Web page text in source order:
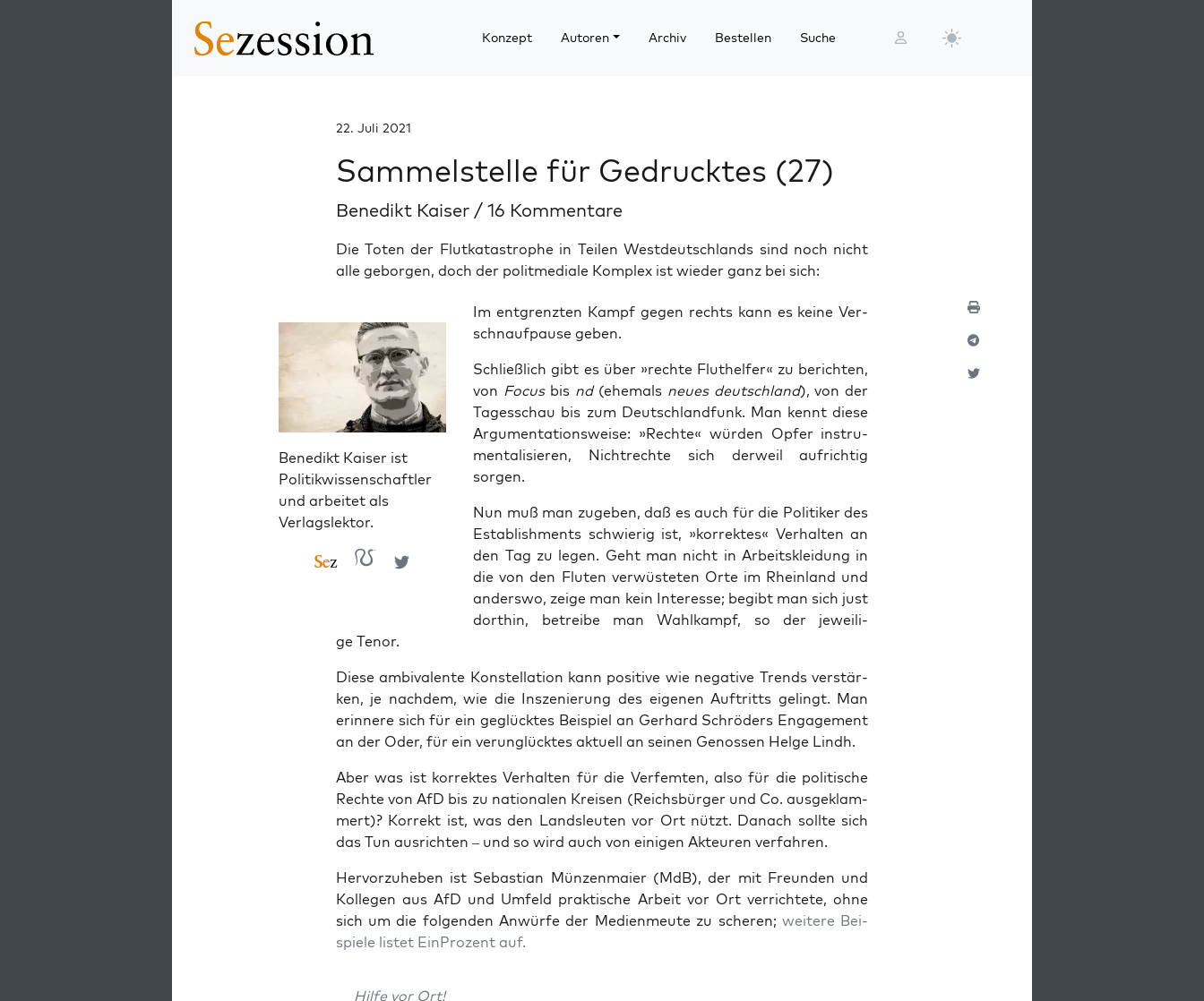
Konzept Autoren Archiv Bestellen Suche
22. Juli 2021
Sammelstelle für Gedrucktes (27)
Benedikt Kaiser / 16 Kommentare
Die Toten der Flutkatastrophe in Teilen Westdeutschlands sind noch nicht
alle geborgen, doch der politmediale Komplex ist wieder ganz bei sich:
Benedikt Kaiser ist
Politikwissenschaftler
und arbeitet als
Verlagslektor.
Im ent­grenz­ten Kampf gegen rechts kann es kei­ne Ver­
schnauf­pau­se geben.
Schließ­lich gibt es über »rech­te Flu­t­hel­fer« zu berich­ten,
von Focusbis nd(ehe­mals neu­es deutsch­land), von der
Tages­schau bis zum Deutsch­land­funk. Man kennt die­se
Argu­men­ta­ti­ons­wei­se: »Rech­te« wür­den Opfer instru­
men­ta­li­sie­ren, Nicht­rech­te sich der­weil auf­rich­tig
sorgen.
Nun muß man zuge­ben, daß es auch für die Poli­ti­ker des
Estab­lish­ments schwie­rig ist, »kor­rek­tes« Ver­hal­ten an
den Tag zu legen. Geht man nicht in Arbeits­klei­dung in
die von den Flu­ten ver­wüs­te­ten Orte im Rhein­land und
anders­wo, zei­ge man kein Inter­es­se; begibt man sich just
dort­hin, betrei­be man Wahl­kampf, so der jewei­li­
ge Tenor.
Die­se ambi­va­len­te Kon­stel­la­ti­on kann posi­ti­ve wie nega­ti­ve Trends ver­stär­
ken, je nach­dem, wie die Insze­nie­rung des eige­nen Auf­tritts gelingt. Man
erin­ne­re sich für ein geglück­tes Bei­spiel an Ger­hard Schrö­ders Enga­ge­ment
an der Oder, für ein ver­un­glück­tes aktu­ell an sei­nen Genos­sen Hel­ge Lindh.
Aber was ist kor­rek­tes Ver­hal­ten für die Ver­fem­ten, also für die poli­ti­sche
Rech­te von AfD bis zu natio­na­len Krei­sen (Reichs­bür­ger und Co. aus­ge­klam­
mert)? Kor­rekt ist, was den Lands­leu­ten vor Ort nützt. Danach soll­te sich
das Tun aus­rich­ten – und so wird auch von eini­gen Akteu­ren verfahren.
Her­vor­zu­he­ben ist Sebas­ti­an Mün­zen­mai­er (MdB), der mit Freun­den und
Kol­le­gen aus AfD und Umfeld prak­ti­sche Arbeit vor Ort ver­rich­te­te, ohne
sich um die fol­gen­den Anwür­fe der Medi­en­meu­te zu sche­ren; wei­te­re Bei­
spie­le lis­tet Ein­Pro­zent auf.
Hil­fe vor Ort!